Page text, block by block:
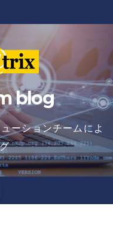
blog
ーションチームによ